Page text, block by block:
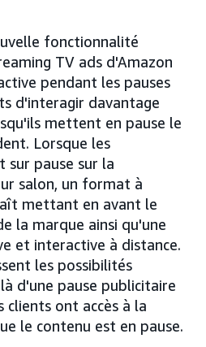
fonctionnalité
TV ads d'Amazon
pendant les pauses
d'interagir davantage
mettent en pause le
Lorsque les
sur pause sur la
salon, un format à
mettant en avant le
la marque ainsi qu'une
et interactive à distance.
les possibilités
d'une pause publicitaire
ont accès à la
le contenu est en pause.